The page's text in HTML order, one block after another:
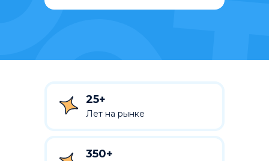
350+
Лет на рынке
25+